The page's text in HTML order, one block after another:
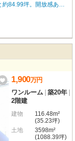
84.99坪。開放感あふ
いポイントです。間取
団らんの時間を豊かに
テムも搭載しており、
ウォークインクローゼッ
ており、お部屋をすっ
アクセスも便利。徒歩
どが揃い、子育て世代
体感ください。
1,900万円
ワンルーム 築20年
2階建
建物
116.48m²
(35.23坪)
土地
3598m²
(1088.39坪)